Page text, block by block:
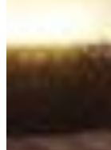
Explora el